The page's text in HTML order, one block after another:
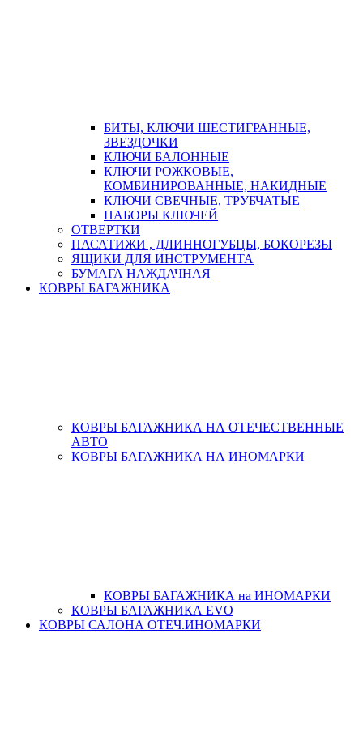
БИТЫ, КЛЮЧИ ШЕСТИГРАННЫЕ,
ЗВЕЗДОЧКИ
КЛЮЧИ БАЛОННЫЕ
КЛЮЧИ РОЖКОВЫЕ,
КОМБИНИРОВАННЫЕ, НАКИДНЫЕ
КЛЮЧИ СВЕЧНЫЕ, ТРУБЧАТЫЕ
НАБОРЫ КЛЮЧЕЙ
ОТВЕРТКИ
ПАСАТИЖИ , ДЛИННОГУБЦЫ, БОКОРЕЗЫ
ЯЩИКИ ДЛЯ ИНСТРУМЕНТА
БУМАГА НАЖДАЧНАЯ
КОВРЫ БАГАЖНИКА
КОВРЫ БАГАЖНИКА НА ОТЕЧЕСТВЕННЫЕ
АВТО
КОВРЫ БАГАЖНИКА НА ИНОМАРКИ
КОВРЫ БАГАЖНИКА на ИНОМАРКИ
КОВРЫ БАГАЖНИКА EVO
КОВРЫ САЛОНА ОТЕЧ.ИНОМАРКИ